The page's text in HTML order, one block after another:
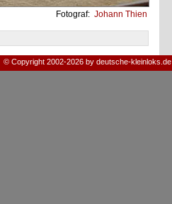
Fotograf: Johann Thien
© Copyright 2002-2026 by deutsche-kleinloks.de